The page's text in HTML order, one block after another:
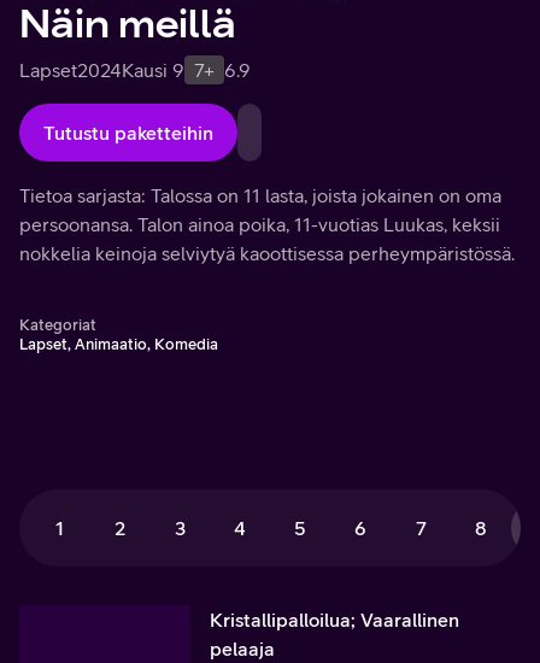
Näin meillä
Lapset2024Kausi 9 7+ 6.9
Tutustu paketteihin
Tietoa sarjasta: Talossa on 11 lasta, joista jokainen on oma
persoonansa. Talon ainoa poika, 11-vuotias Luukas, keksii
nokkelia keinoja selviytyä kaoottisessa perheympäristössä.
Kategoriat
Lapset, Animaatio, Komedia
1 2 3 4 5 6 7 8
Kristallipalloilua; Vaarallinen
pelaaja